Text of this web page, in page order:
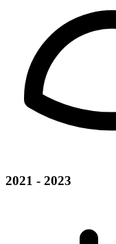
2021 - 2023